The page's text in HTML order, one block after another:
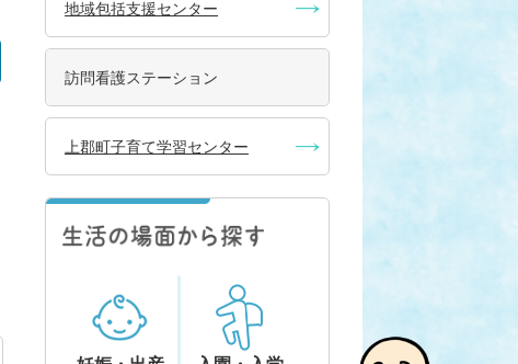
地域包括支援センター
訪問看護ステーション
上郡町子育て学習センター